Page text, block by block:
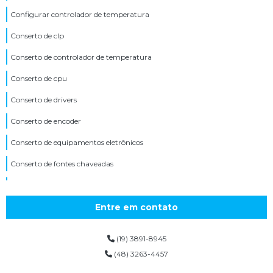
Configurar controlador de temperatura
Conserto de clp
Conserto de controlador de temperatura
Conserto de cpu
Conserto de drivers
Conserto de encoder
Conserto de equipamentos eletrônicos
Conserto de fontes chaveadas
Conserto de inversor de tensão
Conserto de inversores de frequência
Entre em contato
(19) 3891-8945
(48) 3263-4457